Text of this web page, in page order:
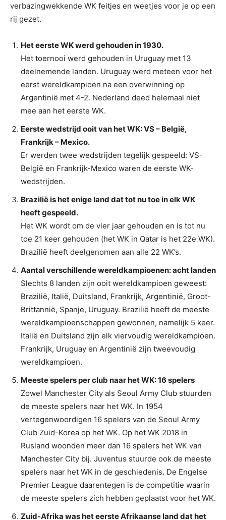
verbazingwekkende WK feitjes en weetjes voor je op een
rij gezet.
Het eerste WK werd gehouden in 1930.
Het toernooi werd gehouden in Uruguay met 13
deelnemende landen. Uruguay werd meteen voor het
eerst wereldkampioen na een overwinning op
Argentinië met 4-2. Nederland deed helemaal niet
mee aan het eerste WK.
Eerste wedstrijd ooit van het WK: VS – België,
Frankrijk – Mexico.
Er werden twee wedstrijden tegelijk gespeeld: VS-
België en Frankrijk-Mexico waren de eerste WK-
wedstrijden.
Brazilië is het enige land dat tot nu toe in elk WK
heeft gespeeld.
Het WK wordt om de vier jaar gehouden en is tot nu
toe 21 keer gehouden (het WK in Qatar is het 22e WK).
Brazilië heeft deelgenomen aan alle 22 WK’s.
Aantal verschillende wereldkampioenen: acht landen
Slechts 8 landen zijn ooit wereldkampioen geweest:
Brazilië, Italië, Duitsland, Frankrijk, Argentinië, Groot-
Brittannië, Spanje, Uruguay. Brazilië heeft de meeste
wereldkampioenschappen gewonnen, namelijk 5 keer.
Italië en Duitsland zijn elk viervoudig wereldkampioen.
Frankrijk, Uruguay en Argentinië zijn tweevoudig
wereldkampioen.
Meeste spelers per club naar het WK: 16 spelers
Zowel Manchester City als Seoul Army Club stuurden
de meeste spelers naar het WK. In 1954
vertegenwoordigen 16 spelers van de Seoul Army
Club Zuid-Korea op het WK. Op het WK 2018 in
Rusland woonden meer dan 16 spelers het WK van
Manchester City bij. Juventus stuurde ook de meeste
spelers naar het WK in de geschiedenis. De Engelse
Premier League daarentegen is de competitie waarin
de meeste spelers zich hebben geplaatst voor het WK.
Zuid-Afrika was het eerste Afrikaanse land dat het